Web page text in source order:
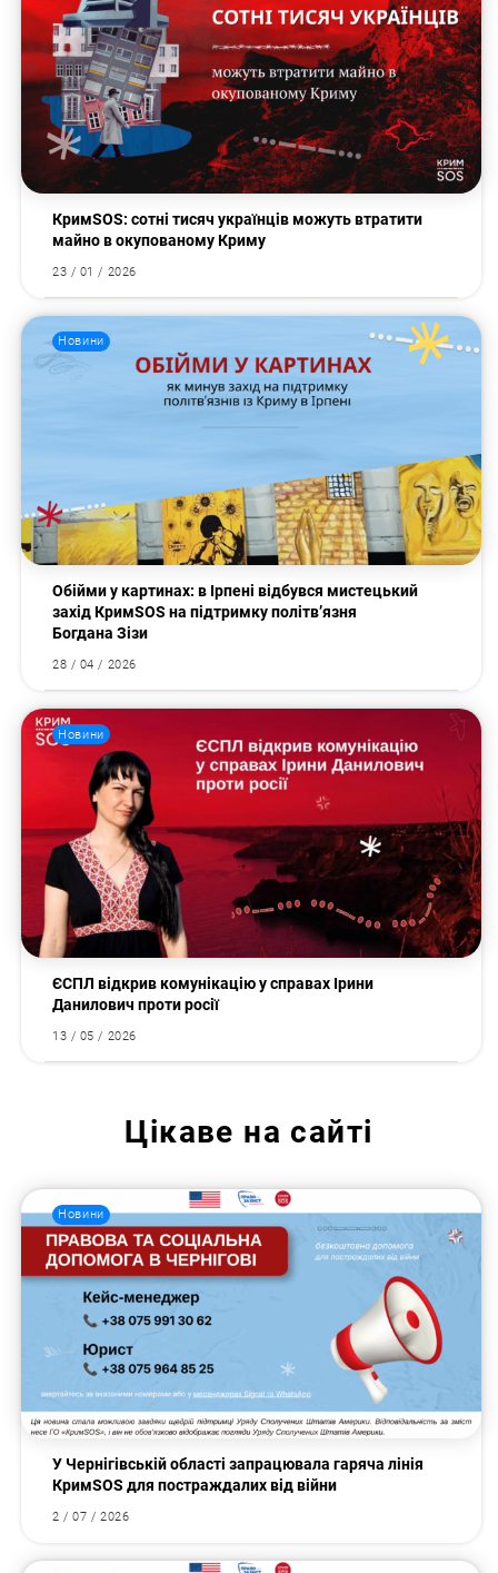
КримSOS: сотні тисяч українців можуть втратити
майно в окупованому Криму
23 / 01 / 2026
Новини
Обійми у картинах: в Ірпені відбувся мистецький
захід КримSOS на підтримку політв’язня
Богдана Зізи
28 / 04 / 2026
Новини
ЄСПЛ відкрив комунікацію у справах Ірини
Данилович проти росії
13 / 05 / 2026
Цікаве на сайті
Новини
У Чернігівській області запрацювала гаряча лінія
КримSOS для постраждалих від війни
2 / 07 / 2026